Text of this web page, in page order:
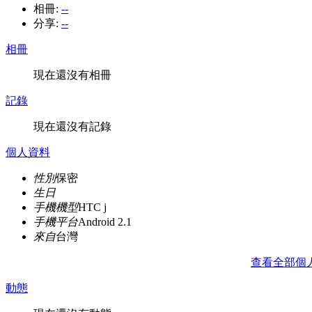
相冊: --
分享: --
相冊
現在還沒有相冊
記錄
現在還沒有記錄
個人資料
性別保密
生日
手機機型HTC j
手機平台Android 2.1
來自台灣
查看全部個
動態